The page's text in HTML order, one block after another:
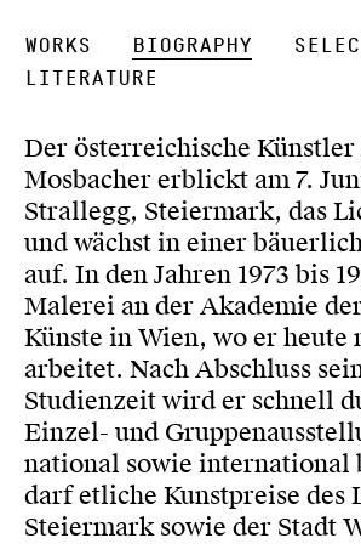
Works Biography
Literature
Der österreichische
Mosbacher erblickt am 7.
Strallegg, Steiermark, das
und wächst in einer
auf. In den Jahren 1973 bis
Malerei an der Akademie
Künste in Wien, wo er heute
arbeitet. Nach Abschluss
Studienzeit wird er schnell
Einzel- und
national sowie international
darf etliche Kunstpreise des
Steiermark sowie der Stadt